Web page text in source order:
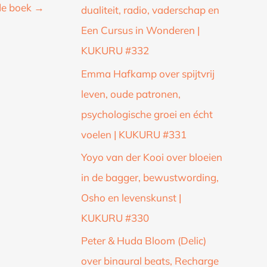
boek →
dualiteit, radio, vaderschap en
Een Cursus in Wonderen |
KUKURU #332
Emma Hafkamp over spijtvrij
leven, oude patronen,
psychologische groei en écht
voelen | KUKURU #331
Yoyo van der Kooi over bloeien
in de bagger, bewustwording,
Osho en levenskunst |
KUKURU #330
Peter & Huda Bloom (Delic)
over binaural beats, Recharge